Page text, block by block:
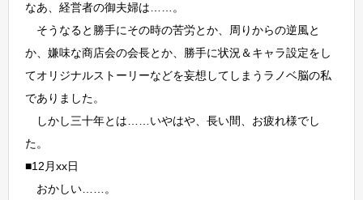
なあ、経営者の御夫婦は……。
そうなると勝手にその時の苦労とか、周りからの逆風と
か、嫌味な商店会の会長とか、勝手に状況＆キャラ設定をし
てオリジナルストーリーなどを妄想してしまうラノベ脳の私
でありました。
しかし三十年とは……いやはや、長い間、お疲れ様でし
た。
■12月xx日
おかしい……。